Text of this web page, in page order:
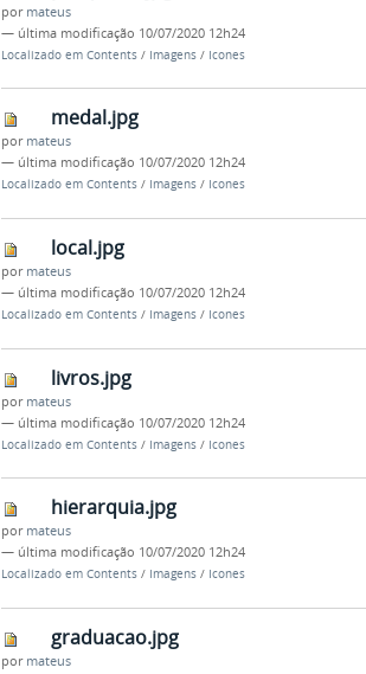
por mateus
— última modificação 10/07/2020 12h24
Localizado em Contents / Imagens / Icones
medal.jpg
por mateus
— última modificação 10/07/2020 12h24
Localizado em Contents / Imagens / Icones
local.jpg
por mateus
— última modificação 10/07/2020 12h24
Localizado em Contents / Imagens / Icones
livros.jpg
por mateus
— última modificação 10/07/2020 12h24
Localizado em Contents / Imagens / Icones
hierarquia.jpg
por mateus
— última modificação 10/07/2020 12h24
Localizado em Contents / Imagens / Icones
graduacao.jpg
por mateus